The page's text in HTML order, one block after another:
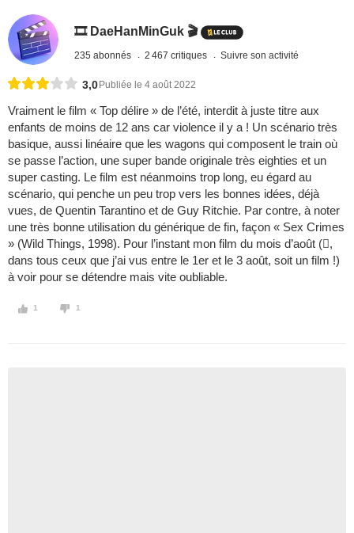
🎞️ DaeHanMinGuk 🎬
235 abonnés 2 467 critiques Suivre son activité
3,0 Publiée le 4 août 2022
Vraiment le film « Top délire » de l’été, interdit à juste titre aux
enfants de moins de 12 ans car violence il y a ! Un scénario très
basique, aussi linéaire que les wagons qui composent le train où
se passe l’action, une super bande originale très eighties et un
super casting. Le film est néanmoins trop long, eu égard au
scénario, qui penche un peu trop vers les bonnes idées, déjà
vues, de Quentin Tarantino et de Guy Ritchie. Par contre, à noter
une très bonne utilisation du générique de fin, façon « Sex Crimes
» (Wild Things, 1998). Pour l’instant mon film du mois d’août (,
dans tous ceux que j’ai vus entre le 1er et le 3 août, soit un film !)
à voir pour se détendre mais vite oubliable.
1 1